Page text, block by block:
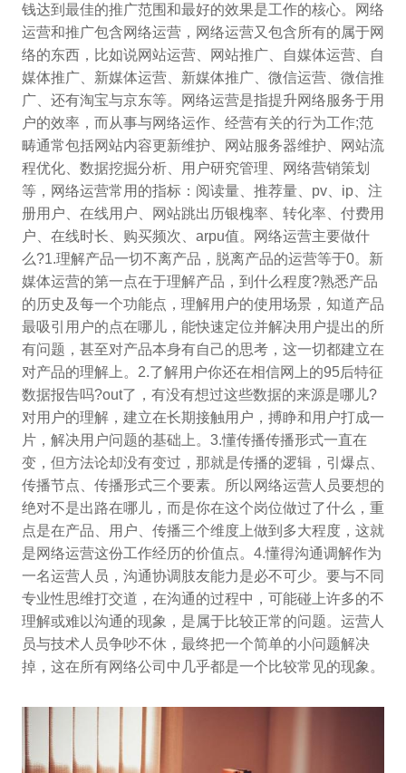
钱达到最佳的推广范围和最好的效果是工作的核心。网络
运营和推广包含网络运营，网络运营又包含所有的属于网
络的东西，比如说网站运营、网站推广、自媒体运营、自
媒体推广、新媒体运营、新媒体推广、微信运营、微信推
广、还有淘宝与京东等。网络运营是指提升网络服务于用
户的效率，而从事与网络运作、经营有关的行为工作;范
畴通常包括网站内容更新维护、网站服务器维护、网站流
程优化、数据挖掘分析、用户研究管理、网络营销策划
等，网络运营常用的指标：阅读量、推荐量、pv、ip、注
册用户、在线用户、网站跳出历银槐率、转化率、付费用
户、在线时长、购买频次、arpu值。网络运营主要做什
么?1.理解产品一切不离产品，脱离产品的运营等于0。新
媒体运营的第一点在于理解产品，到什么程度?熟悉产品
的历史及每一个功能点，理解用户的使用场景，知道产品
最吸引用户的点在哪儿，能快速定位并解决用户提出的所
有问题，甚至对产品本身有自己的思考，这一切都建立在
对产品的理解上。2.了解用户你还在相信网上的95后特征
数据报告吗?out了，有没有想过这些数据的来源是哪儿?
对用户的理解，建立在长期接触用户，搏睁和用户打成一
片，解决用户问题的基础上。3.懂传播传播形式一直在
变，但方法论却没有变过，那就是传播的逻辑，引爆点、
传播节点、传播形式三个要素。所以网络运营人员要想的
绝对不是出路在哪儿，而是你在这个岗位做过了什么，重
点是在产品、用户、传播三个维度上做到多大程度，这就
是网络运营这份工作经历的价值点。4.懂得沟通调解作为
一名运营人员，沟通协调肢友能力是必不可少。要与不同
专业性思维打交道，在沟通的过程中，可能碰上许多的不
理解或难以沟通的现象，是属于比较正常的问题。运营人
员与技术人员争吵不休，最终把一个简单的小问题解决
掉，这在所有网络公司中几乎都是一个比较常见的现象。